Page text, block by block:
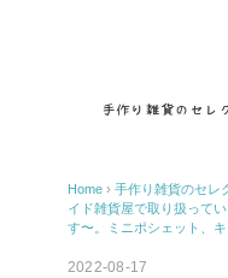
Home › 手作り雑貨のセレ
イド雑貨屋で取り扱って
す〜。ミニポシェット、
2022-08-17